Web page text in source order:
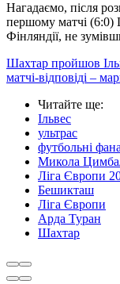
Нагадаємо, після
першому матчі (6:0)
Фінляндії, не
Шахтар пройшов
матчі-відповіді –
Читайте ще:
Ільвес
ультрас
футбольні
Микола
Ліга Європи
Бешикташ
Ліга Європи
Арда Туран
Шахтар